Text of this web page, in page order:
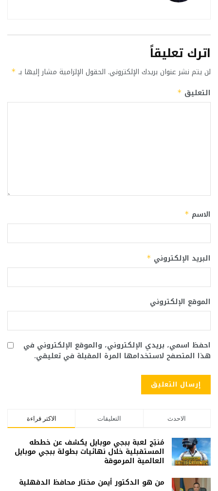
اترك تعليقاً
لن يتم نشر عنوان بريدك الإلكتروني. الحقول الإلزامية مشار إليها بـ *
التعليق *
الاسم *
البريد الإلكتروني *
الموقع الإلكتروني
احفظ اسمي، بريدي الإلكتروني، والموقع الإلكتروني في
هذا المتصفح لاستخدامها المرة المقبلة في تعليقي.
الاكثر قراءة التعليقات الاحدث
مُنتِج لعبة ببجي موبايل يكشف عن خططه
المستقبلية خلال نهائيات بطولة ببجي موبايل
العالمية المرموقة
من هو الدكتور أيمن مختار محافظ الدقهلية